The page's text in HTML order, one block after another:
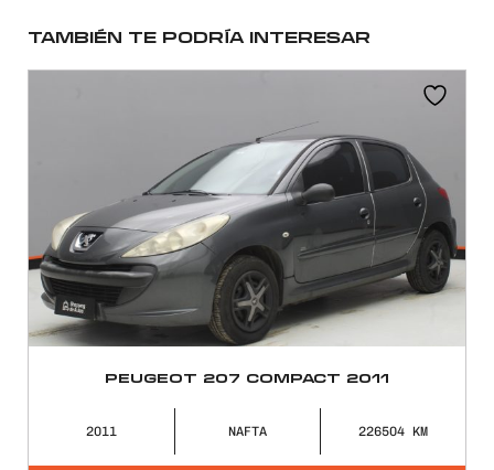
TAMBIÉN TE PODRÍA INTERESAR
PEUGEOT 207 COMPACT 2011
2011 NAFTA 226504